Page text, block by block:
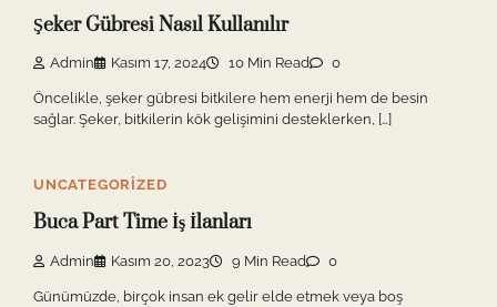
Şeker Gübresi Nasıl Kullanılır
Admin Kasım 17, 2024 10 Min Read 0
Öncelikle, şeker gübresi bitkilere hem enerji hem de besin
sağlar. Şeker, bitkilerin kök gelişimini desteklerken, […]
UNCATEGORIZED
Buca Part Time İş İlanları
Admin Kasım 20, 2023 9 Min Read 0
Günümüzde, birçok insan ek gelir elde etmek veya boş